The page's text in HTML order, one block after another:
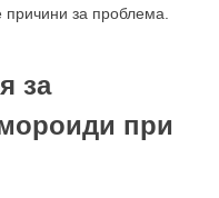
причини за проблема.
за
при